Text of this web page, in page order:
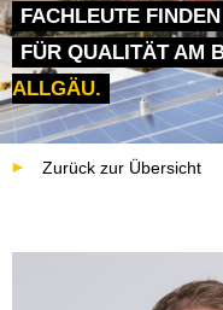
FACHLEUTE FINDEN
FÜR QUALITÄT AM
ALLGÄU.
Zurück zur Übersicht